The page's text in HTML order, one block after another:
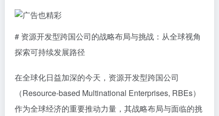
# 资源开发型跨国公司的战略布局与挑战：从全球视角
探索可持续发展路径
在全球化日益加深的今天，资源开发型跨国公司
（Resource-based Multinational Enterprises, RBEs）
作为全球经济的重要推动力量，其战略布局与面临的挑